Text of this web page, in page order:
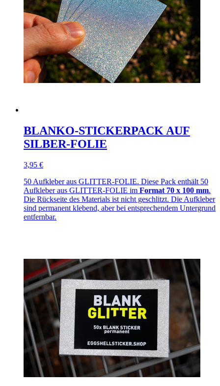
BLANKO-STICKERPACK AUF
SILBER-FOLIE
3,95 €
50 Aufkleber aus GLITTER-FOLIE. Diese Pack enthält 50
Aufkleber aus GLITTER-FOLIE im Format 70 x 100 mm.
Die Rückseite des Materials ist nicht geschlitzt. Die Aufkleber
sind permanent klebend, aber bei entsprechendem Untergrund
entfernbar.